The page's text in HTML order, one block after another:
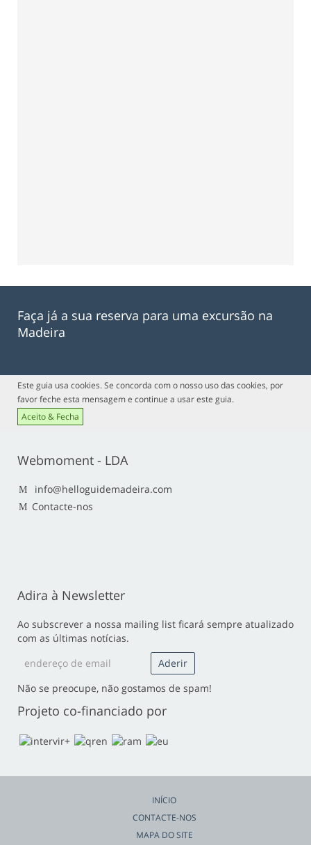
Faça já a sua reserva para uma excursão na
Madeira
Este guia usa cookies. Se concorda com o nosso uso das cookies, por
favor feche esta mensagem e continue a usar este guia.
Aceito & Fecha
Webmoment - LDA
info@helloguidemadeira.com
Contacte-nos
Adira à Newsletter
Ao subscrever a nossa mailing list ficará sempre atualizado
com as últimas notícias.
Não se preocupe, não gostamos de spam!
Projeto co-financiado por
INÍCIO
CONTACTE-NOS
MAPA DO SITE